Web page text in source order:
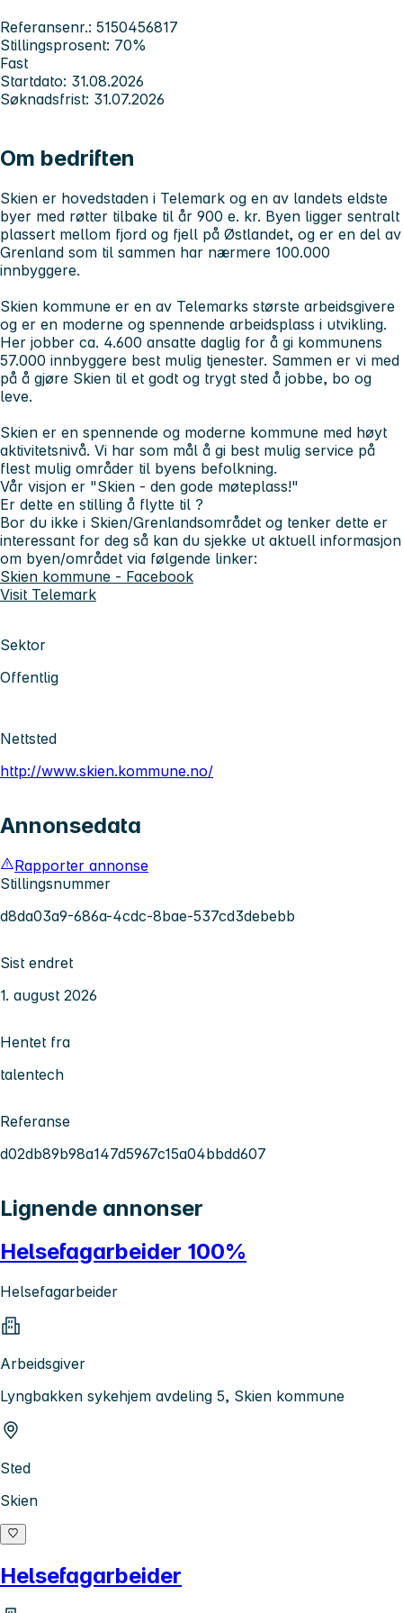
Referansenr.: 5150456817
Stillingsprosent: 70%
Fast
Startdato: 31.08.2026
Søknadsfrist: 31.07.2026
Om bedriften
Skien er hovedstaden i Telemark og en av landets eldste
byer med røtter tilbake til år 900 e. kr. Byen ligger sentralt
plassert mellom fjord og fjell på Østlandet, og er en del av
Grenland som til sammen har nærmere 100.000
innbyggere.
Skien kommune er en av Telemarks største arbeidsgivere
og er en moderne og spennende arbeidsplass i utvikling.
Her jobber ca. 4.600 ansatte daglig for å gi kommunens
57.000 innbyggere best mulig tjenester. Sammen er vi med
på å gjøre Skien til et godt og trygt sted å jobbe, bo og
leve.
Skien er en spennende og moderne kommune med høyt
aktivitetsnivå. Vi har som mål å gi best mulig service på
flest mulig områder til byens befolkning.
Vår visjon er "Skien - den gode møteplass!"
Er dette en stilling å flytte til ?
Bor du ikke i Skien/Grenlandsområdet og tenker dette er
interessant for deg så kan du sjekke ut aktuell informasjon
om byen/området via følgende linker:
Skien kommune - Facebook
Visit Telemark
Sektor
Offentlig
Nettsted
http://www.skien.kommune.no/
Annonsedata
Rapporter annonse
Stillingsnummer
d8da03a9-686a-4cdc-8bae-537cd3debebb
Sist endret
1. august 2026
Hentet fra
talentech
Referanse
d02db89b98a147d5967c15a04bbdd607
Lignende annonser
Helsefagarbeider 100%
Helsefagarbeider
Arbeidsgiver
Lyngbakken sykehjem avdeling 5, Skien kommune
Sted
Skien
Helsefagarbeider